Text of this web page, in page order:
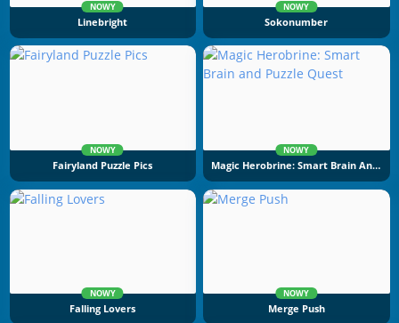
NOWY
Linebright
NOWY
Sokonumber
NOWY
Fairyland Puzzle Pics
NOWY
Magic Herobrine: Smart Brain And Puzzle Quest
NOWY
Falling Lovers
NOWY
Merge Push